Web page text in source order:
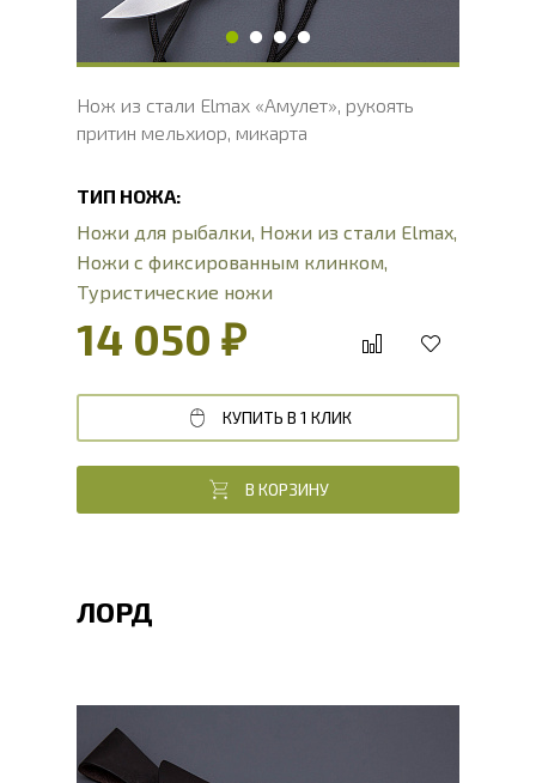
Нож из стали Elmax «Амулет», рукоять
притин мельхиор, микарта
ТИП НОЖА:
Ножи для рыбалки, Ножи из стали Elmax,
Ножи с фиксированным клинком,
Туристические ножи
14 050 ₽
КУПИТЬ В 1 КЛИК
В КОРЗИНУ
ЛОРД
Общая длина, мм